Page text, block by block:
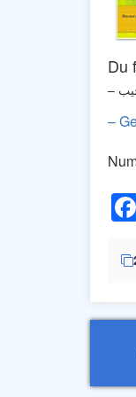
Du